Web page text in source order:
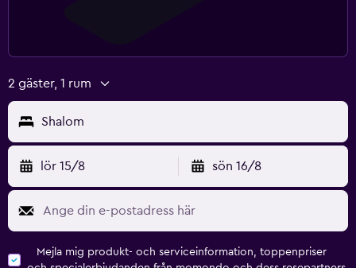
2 gäster, 1 rum
Shalom
lör 15/8 sön 16/8
Mejla mig produkt- och serviceinformation, toppenpriser